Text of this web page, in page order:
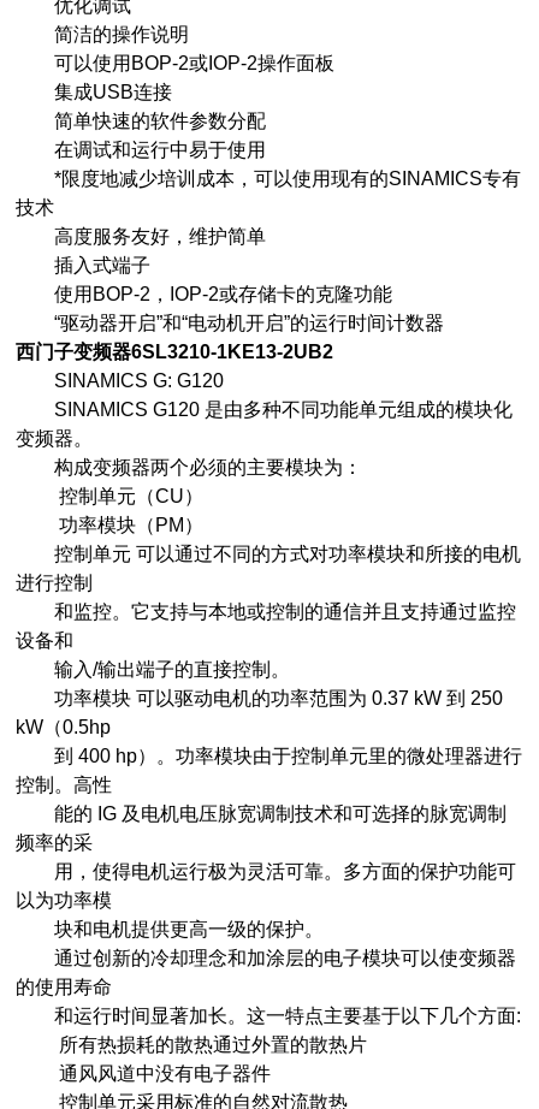
优化调试
简洁的操作说明
可以使用BOP-2或IOP-2操作面板
集成USB连接
简单快速的软件参数分配
在调试和运行中易于使用
*限度地减少培训成本，可以使用现有的SINAMICS专有
技术
高度服务友好，维护简单
插入式端子
使用BOP-2，IOP-2或存储卡的克隆功能
“驱动器开启”和“电动机开启”的运行时间计数器
西门子变频器6SL3210-1KE13-2UB2
SINAMICS G: G120
SINAMICS G120 是由多种不同功能单元组成的模块化
变频器。
构成变频器两个必须的主要模块为：
控制单元（CU）
功率模块（PM）
控制单元 可以通过不同的方式对功率模块和所接的电机
进行控制
和监控。它支持与本地或控制的通信并且支持通过监控
设备和
输入/输出端子的直接控制。
功率模块 可以驱动电机的功率范围为 0.37 kW 到 250
kW（0.5hp
到 400 hp）。功率模块由于控制单元里的微处理器进行
控制。高性
能的 IG 及电机电压脉宽调制技术和可选择的脉宽调制
频率的采
用，使得电机运行极为灵活可靠。多方面的保护功能可
以为功率模
块和电机提供更高一级的保护。
通过创新的冷却理念和加涂层的电子模块可以使变频器
的使用寿命
和运行时间显著加长。这一特点主要基于以下几个方面:
所有热损耗的散热通过外置的散热片
通风风道中没有电子器件
控制单元采用标准的自然对流散热